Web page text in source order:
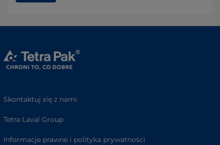
Skontaktuj się z nami
Tetra Laval Group
Informacje prawne i polityka prywatności